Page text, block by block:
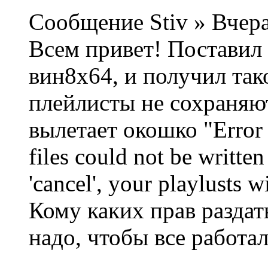
Сообщение Stiv »
Всем привет!
вин8х64, и получил
плейлисты не
вылетает окошко
files could not be
'cancel', your playlusts
Кому каких прав
надо, чтобы все